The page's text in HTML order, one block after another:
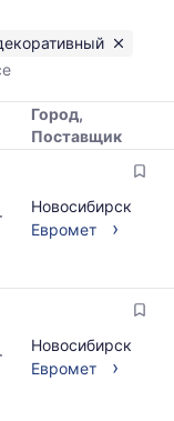
Город,
Поставщик
Новосибирск
Евромет
›
Новосибирск
Евромет
›